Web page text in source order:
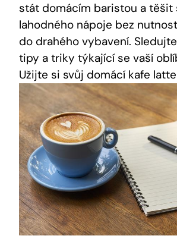
stát domácím baristou a těšit
lahodného nápoje bez‍
do drahého vybavení.
tipy a triky týkající se vaší
Užijte si svůj ⁣domácí kafe